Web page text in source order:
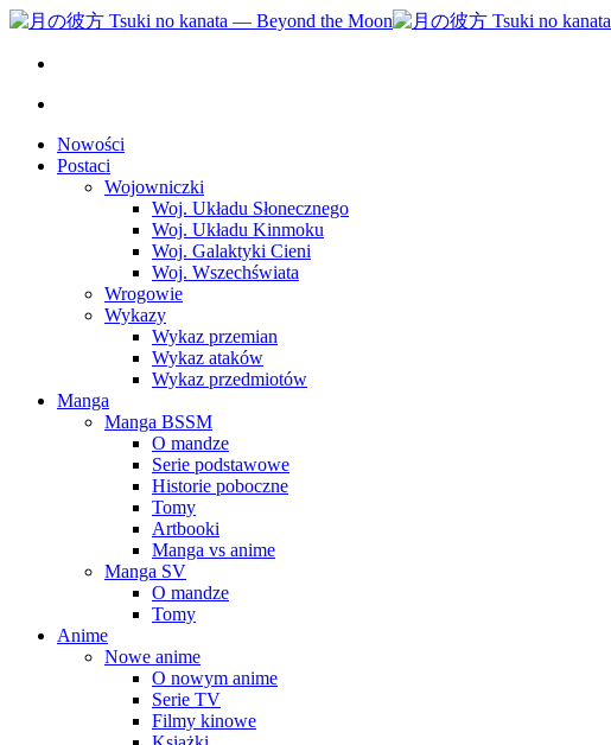
Nowości
Postaci
Wojowniczki
Woj. Układu Słonecznego
Woj. Układu Kinmoku
Woj. Galaktyki Cieni
Woj. Wszechświata
Wrogowie
Wykazy
Wykaz przemian
Wykaz ataków
Wykaz przedmiotów
Manga
Manga BSSM
O mandze
Serie podstawowe
Historie poboczne
Tomy
Artbooki
Manga vs anime
Manga SV
O mandze
Tomy
Anime
Nowe anime
O nowym anime
Serie TV
Filmy kinowe